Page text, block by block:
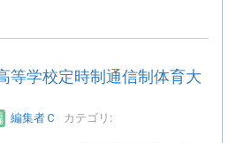
等学校定時制通信制体育大
編集者Ｃ カテゴリ: